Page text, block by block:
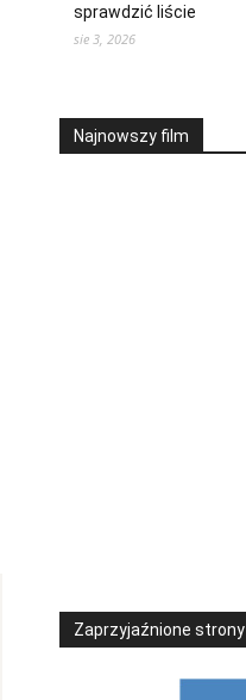
sprawdzić liście
sie 3, 2026
Najnowszy film
Zaprzyjaźnione strony